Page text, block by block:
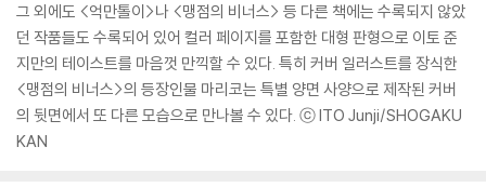
그 외에도 <억만톨이>나 <맹점의 비너스> 등 다른 책에는 수록되지 않았
던 작품들도 수록되어 있어 컬러 페이지를 포함한 대형 판형으로 이토 준
지만의 테이스트를 마음껏 만끽할 수 있다. 특히 커버 일러스트를 장식한
<맹점의 비너스>의 등장인물 마리코는 특별 양면 사양으로 제작된 커버
의 뒷면에서 또 다른 모습으로 만나볼 수 있다. ⓒ ITO Junji/SHOGAKU
KAN